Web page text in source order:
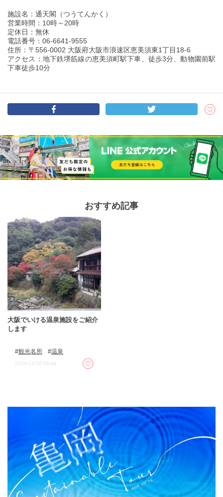
施設名：通天閣（つうてんかく）
営業時間：10時～20時
定休日：無休
電話番号：06-6641-9555
住所：〒556-0002 大阪府大阪市浪速区恵美須東1丁目18-6
アクセス：地下鉄堺筋線の恵美須町駅下車、徒歩3分、動物園前駅
下車徒歩10分
おすすめ記事
大阪でいける温泉施設をご紹介
します
観光名所 温泉
2024-12-10 Obaq